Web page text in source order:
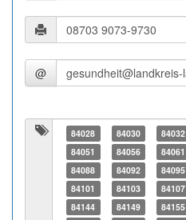
@
84028 84030 84032
84051
84056 84061
84088
84092 84095
84101
84103 84107
84144
84149 84155